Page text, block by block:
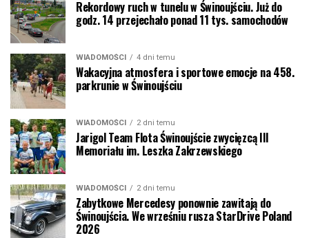
Rekordowy ruch w tunelu w Świnoujściu. Już do
godz. 14 przejechało ponad 11 tys. samochodów
WIADOMOŚCI 4 dni temu
Wakacyjna atmosfera i sportowe emocje na 458.
parkrunie w Świnoujściu
WIADOMOŚCI 2 dni temu
Jarigol Team Flota Świnoujście zwycięzcą III
Memoriału im. Leszka Zakrzewskiego
WIADOMOŚCI 2 dni temu
Zabytkowe Mercedesy ponownie zawitają do
Świnoujścia. We wrześniu rusza StarDrive Poland
2026